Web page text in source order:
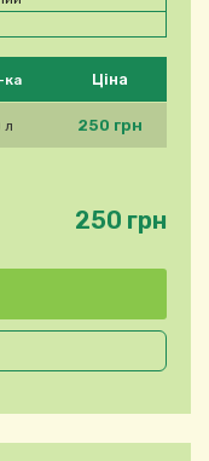
ка Ціна
л 250 грн
250 грн